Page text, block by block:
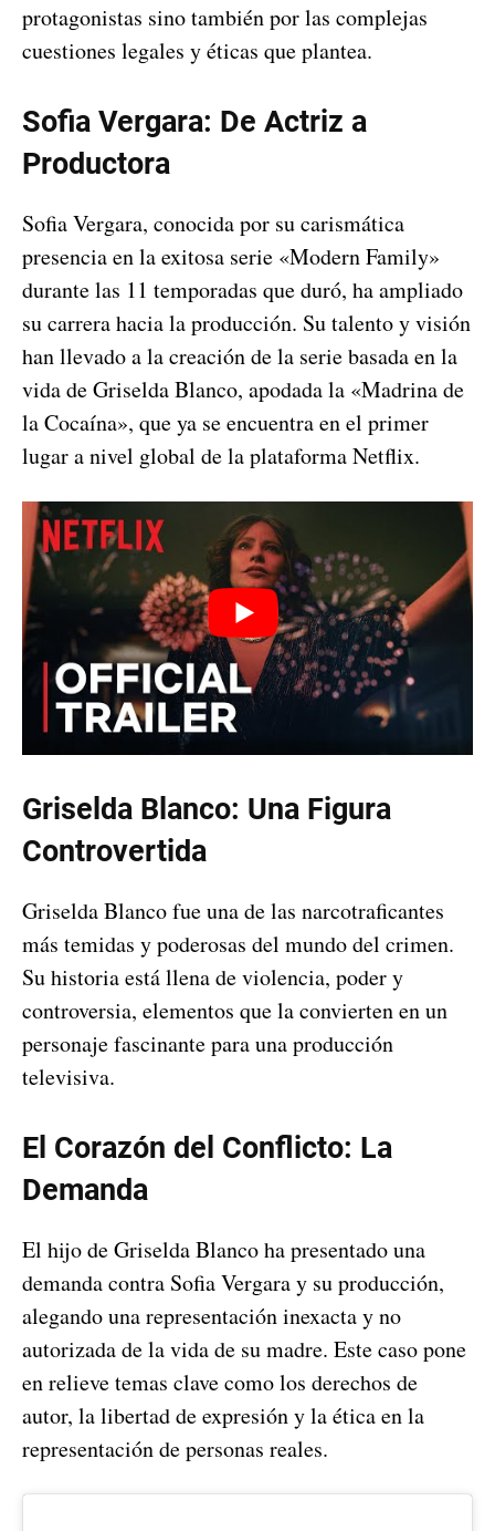
protagonistas sino también por las complejas
cuestiones legales y éticas que plantea.
Sofia Vergara: De Actriz a
Productora
Sofia Vergara, conocida por su carismática
presencia en la exitosa serie «Modern Family»
durante las 11 temporadas que duró, ha ampliado
su carrera hacia la producción. Su talento y visión
han llevado a la creación de la serie basada en la
vida de Griselda Blanco, apodada la «Madrina de
la Cocaína», que ya se encuentra en el primer
lugar a nivel global de la plataforma Netflix.
Griselda Blanco: Una Figura
Controvertida
Griselda Blanco fue una de las narcotraficantes
más temidas y poderosas del mundo del crimen.
Su historia está llena de violencia, poder y
controversia, elementos que la convierten en un
personaje fascinante para una producción
televisiva.
El Corazón del Conflicto: La
Demanda
El hijo de Griselda Blanco ha presentado una
demanda contra Sofia Vergara y su producción,
alegando una representación inexacta y no
autorizada de la vida de su madre. Este caso pone
en relieve temas clave como los derechos de
autor, la libertad de expresión y la ética en la
representación de personas reales.